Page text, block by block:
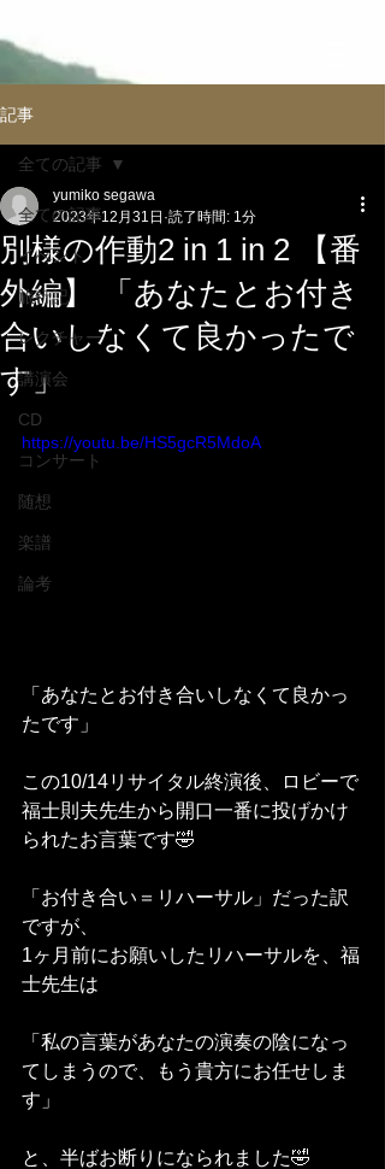
記事
全ての記事
イべント
旅行記
レクチャー
講演会
CD
コンサート
随想
楽譜
論考
全ての記事
別様の作動2 in 1 in 2 【番
外編】 「あなたとお付き
合いしなくて良かったで
す」
yumiko segawa
2023年12月31日 読了時間: 1分
https://youtu.be/HS5gcR5MdoA
「あなたとお付き合いしなくて良かっ
たです」
この10/14リサイタル終演後、ロビーで
福士則夫先生から開口一番に投げかけ
られたお言葉です🤣
「お付き合い＝リハーサル」だった訳
ですが、
1ヶ月前にお願いしたリハーサルを、福
士先生は
「私の言葉があなたの演奏の陰になっ
てしまうので、もう貴方にお任せしま
す」
と、半ばお断りになられました🤣